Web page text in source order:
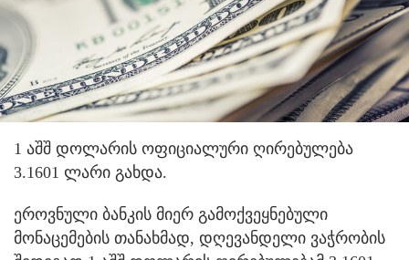
1 აშშ დოლარის ოფიციალური ღირებულება
3.1601 ლარი გახდა.
ეროვნული ბანკის მიერ გამოქვეყნებული
მონაცემების თანახმად, დღევანდელი ვაჭრობის